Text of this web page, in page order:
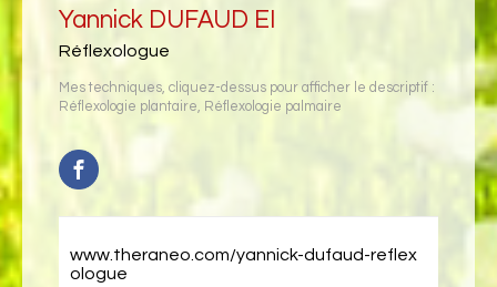
Yannick DUFAUD EI
Réflexologue
Mes techniques, cliquez-dessus pour afficher le descriptif :
Réflexologie plantaire, Réflexologie palmaire
www.theraneo.com/yannick-dufaud-reflex
ologue